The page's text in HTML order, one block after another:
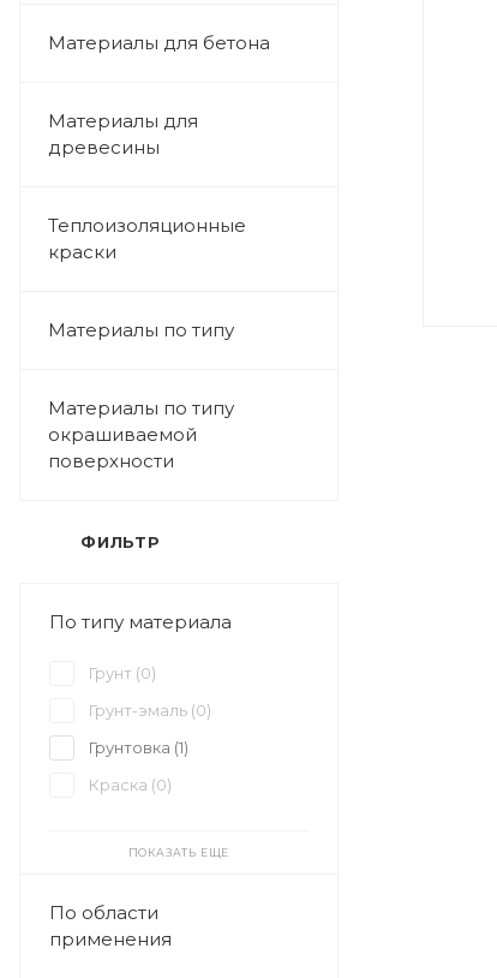
Материалы для бетона
Материалы для
древесины
Теплоизоляционные
краски
Материалы по типу
Материалы по типу
окрашиваемой
поверхности
ФИЛЬТР
По типу материала
Грунт (0)
Грунт-эмаль (0)
Грунтовка (1)
Краска (0)
ПОКАЗАТЬ ЕЩЕ
По области
применения